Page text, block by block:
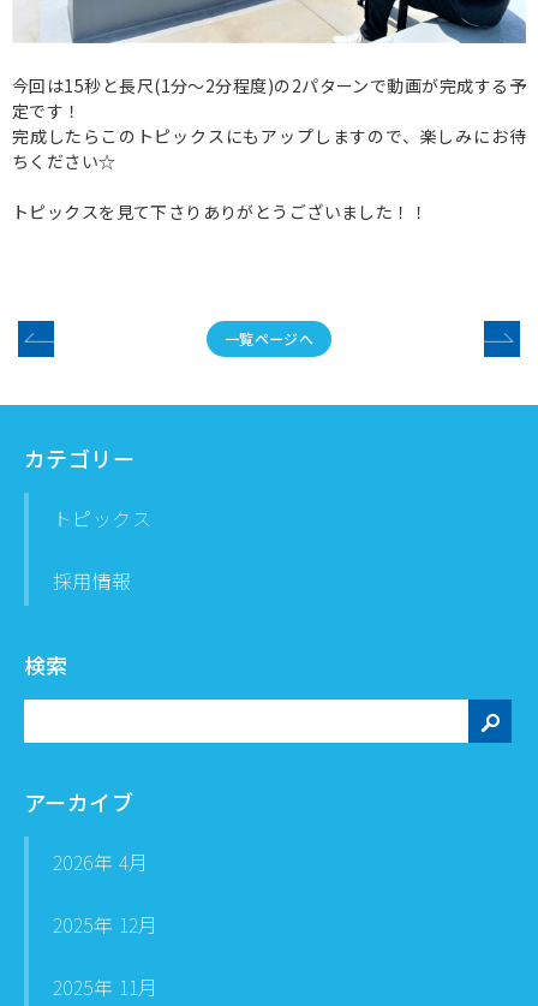
今回は15秒と長尺(1分～2分程度)の2パターンで動画が完成する予
定です！
完成したらこのトピックスにもアップしますので、楽しみにお待
ちください☆
トピックスを見て下さりありがとうございました！！
一覧ページへ
カテゴリー
トピックス
採用情報
検索
検
索
アーカイブ
2026年 4月
2025年 12月
2025年 11月